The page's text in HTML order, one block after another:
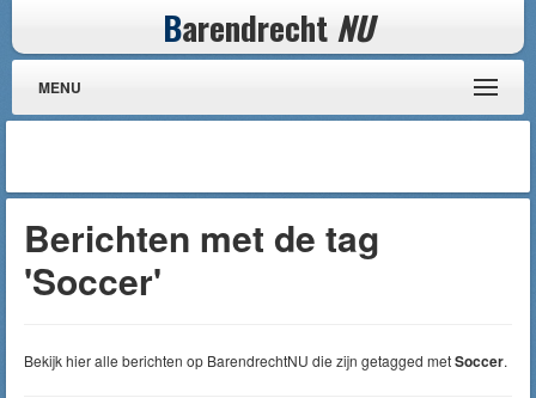
Barendrecht NU
MENU
Berichten met de tag
'Soccer'
Bekijk hier alle berichten op BarendrechtNU die zijn getagged metSoccer.